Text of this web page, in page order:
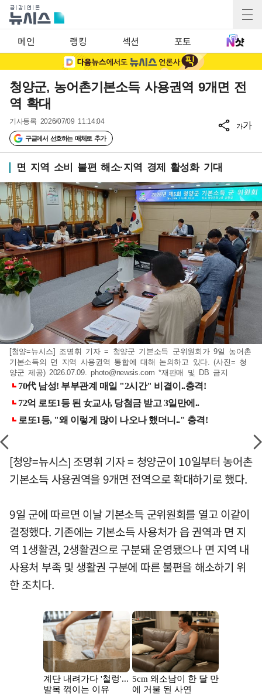
메인 랭킹 섹션 포토
청양군, 농어촌기본소득 사용권역 9개면 전
역 확대
기사등록 2026/07/09 11:14:04
구글에서 선호하는 매체로 추가
가가
면 지역 소비 불편 해소·지역 경제 활성화 기대
[청양=뉴시스] 조명휘 기자 = 청양군 기본소득 군위원회가 9일 농어촌
기본소득의 면 지역 사용권역 통합에 대해 논의하고 있다. (사진= 청
양군 제공) 2026.07.09.photo@newsis.com *재판매 및 DB 금지
[청양=뉴시스] 조명휘 기자 = 청양군이 10일부터 농어촌
기본소득 사용권역을 9개면 전역으로 확대하기로 했다.
9일 군에 따르면 이날 기본소득 군위원회를 열고 이같이
결정했다. 기존에는 기본소득 사용처가 읍 권역과 면 지
역 1생활권, 2생활권으로 구분돼 운영됐으나 면 지역 내
사용처 부족 및 생활권 구분에 따른 불편을 해소하기 위
한 조치다.